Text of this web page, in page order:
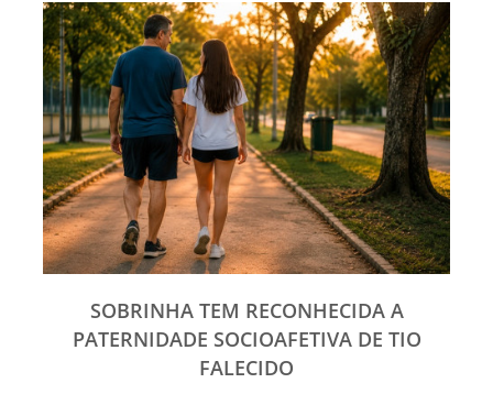
SOBRINHA TEM RECONHECIDA A
PATERNIDADE SOCIOAFETIVA DE TIO
FALECIDO